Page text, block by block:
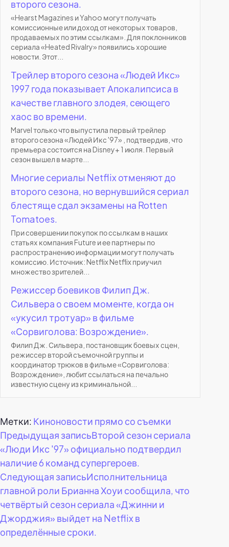
второго сезона.
«Hearst Magazines и Yahoo могут получать
комиссионные или доход от некоторых товаров,
продаваемых по этим ссылкам». Для поклонников
сериала «Heated Rivalry» появились хорошие
новости. Этот...
Трейлер второго сезона «Людей Икс»
1997 года показывает Апокалипсиса в
качестве главного злодея, сеющего
хаос во времени.
Marvel только что выпустила первый трейлер
второго сезона «Людей Икс '97» , подтвердив, что
премьера состоится на Disney+ 1 июля. Первый
сезон вышел в марте...
Многие сериалы Netflix отменяют до
второго сезона, но вернувшийся сериал
блестяще сдал экзамены на Rotten
Tomatoes.
При совершении покупок по ссылкам в наших
статьях компания Future и ее партнеры по
распространению информации могут получать
комиссию. Источник: Netflix Netflix приучил
множество зрителей...
Режиссер боевиков Филип Дж.
Сильвера о своем моменте, когда он
«укусил тротуар» в фильме
«Сорвиголова: Возрождение».
Филип Дж. Сильвера, постановщик боевых сцен,
режиссер второй съемочной группы и
координатор трюков в фильме «Сорвиголова:
Возрождение», любит ссылаться на печально
известную сцену из криминальной...
Метки: Киноновости прямо со съемки
Навигация
по
записям
Предыдущая записьВторой сезон сериала
«Люди Икс '97» официально подтвердил
наличие 6 команд супергероев.
Следующая записьИсполнительница
главной роли Брианна Хоуи сообщила, что
четвёртый сезон сериала «Джинни и
Джорджия» выйдет на Netflix в
определённые сроки.